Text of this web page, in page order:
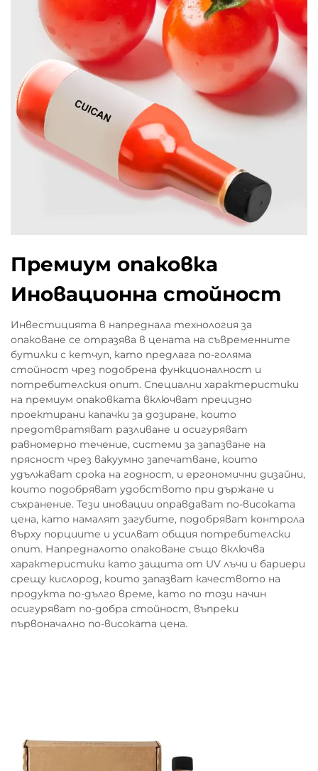
Премиум опаковка
Иновационна стойност
Инвестицията в напреднала технология за
опаковане се отразява в цената на съвременните
бутилки с кетчуп, като предлага по-голяма
стойност чрез подобрена функционалност и
потребителския опит. Специални характеристики
на премиум опаковката включват прецизно
проектирани капачки за дозиране, които
предотвратяват разливане и осигуряват
равномерно течение, системи за запазване на
прясност чрез вакуумно запечатване, които
удължават срока на годност, и ергономични дизайни,
които подобряват удобството при държане и
съхранение. Тези иновации оправдават по-високата
цена, като намалят загубите, подобряват контрола
върху порциите и усилват общия потребителски
опит. Напредналото опаковане също включва
характеристики като защита от UV лъчи и бариери
срещу кислород, които запазват качеството на
продукта по-дълго време, като по този начин
осигуряват по-добра стойност, въпреки
първоначално по-високата цена.